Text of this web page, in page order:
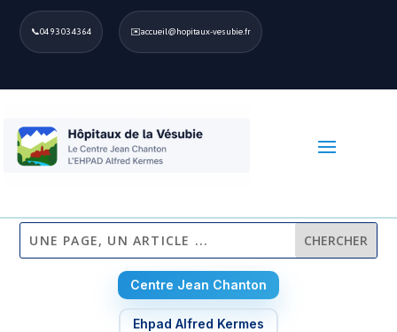
📞04 93 03 43 64 ✉️accueil@hopitaux-vesubie.fr
Centre Jean Chanton
Ehpad Alfred Kermes